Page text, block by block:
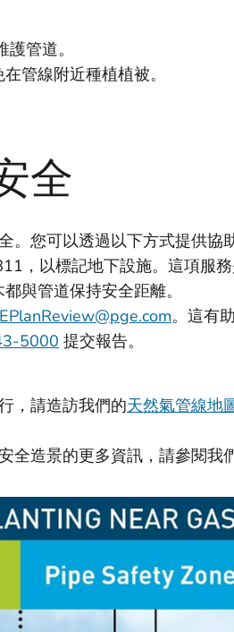
管道。
管線附近種植植被。
全
。您可以透過以下方式提供協
，以標記地下設施。這項服務
與管道保持安全距離。
。這有
5000 提交報告。
，請造訪我們的天然氣管線地
全造景的更多資訊，請參閱我